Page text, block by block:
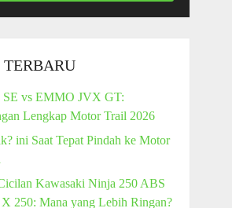
TERBARU
vs EMMO JVX GT:
Lengkap Motor Trail 2026
ini Saat Tepat Pindah ke Motor
Kawasaki Ninja 250 ABS
X 250: Mana yang Lebih Ringan?